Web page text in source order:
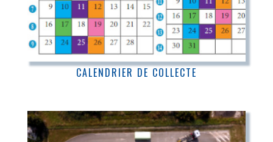
CALENDRIER DE COLLECTE